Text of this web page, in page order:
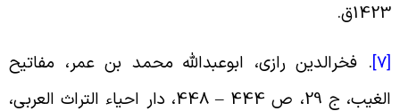
.
. فخرالدین رازی، ابوعبدالله محمد بن عمر، مفاتیح
الغیب، ج 29، ص 444 – 448، دار احیاء التراث العربی،